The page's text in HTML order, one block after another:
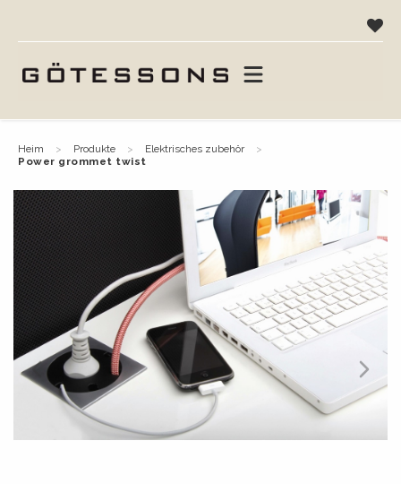
heim produkte
elektrisches zubehör
power grommet twist